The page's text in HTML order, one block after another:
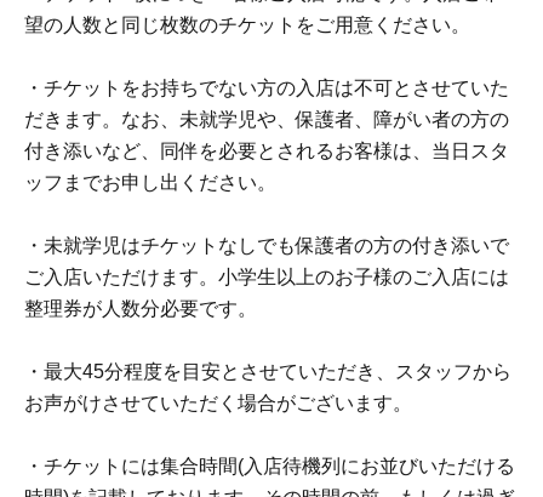
望の人数と同じ枚数のチケットをご用意ください。
・チケットをお持ちでない方の入店は不可とさせていた
だきます。なお、未就学児や、保護者、障がい者の方の
付き添いなど、同伴を必要とされるお客様は、当日スタ
ッフまでお申し出ください。
・未就学児はチケットなしでも保護者の方の付き添いで
ご入店いただけます。小学生以上のお子様のご入店には
整理券が人数分必要です。
・最大45分程度を目安とさせていただき、スタッフから
お声がけさせていただく場合がございます。
・チケットには集合時間(入店待機列にお並びいただける